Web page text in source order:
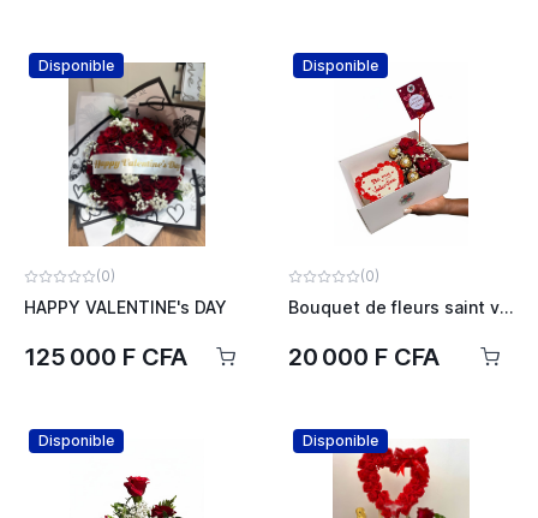
Disponible
(0)
HAPPY VALENTINE's DAY
125 000 F CFA
Disponible
(0)
Bouquet de fleurs saint valentin
20 000 F CFA
Disponible Disponible